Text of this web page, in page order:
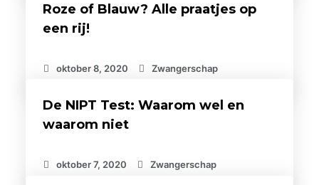
Roze of Blauw? Alle praatjes op
een rij!
oktober 8, 2020 Zwangerschap
De NIPT Test: Waarom wel en
waarom niet
oktober 7, 2020 Zwangerschap